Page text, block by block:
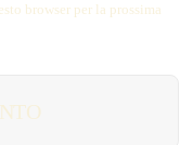
browser per la prossima